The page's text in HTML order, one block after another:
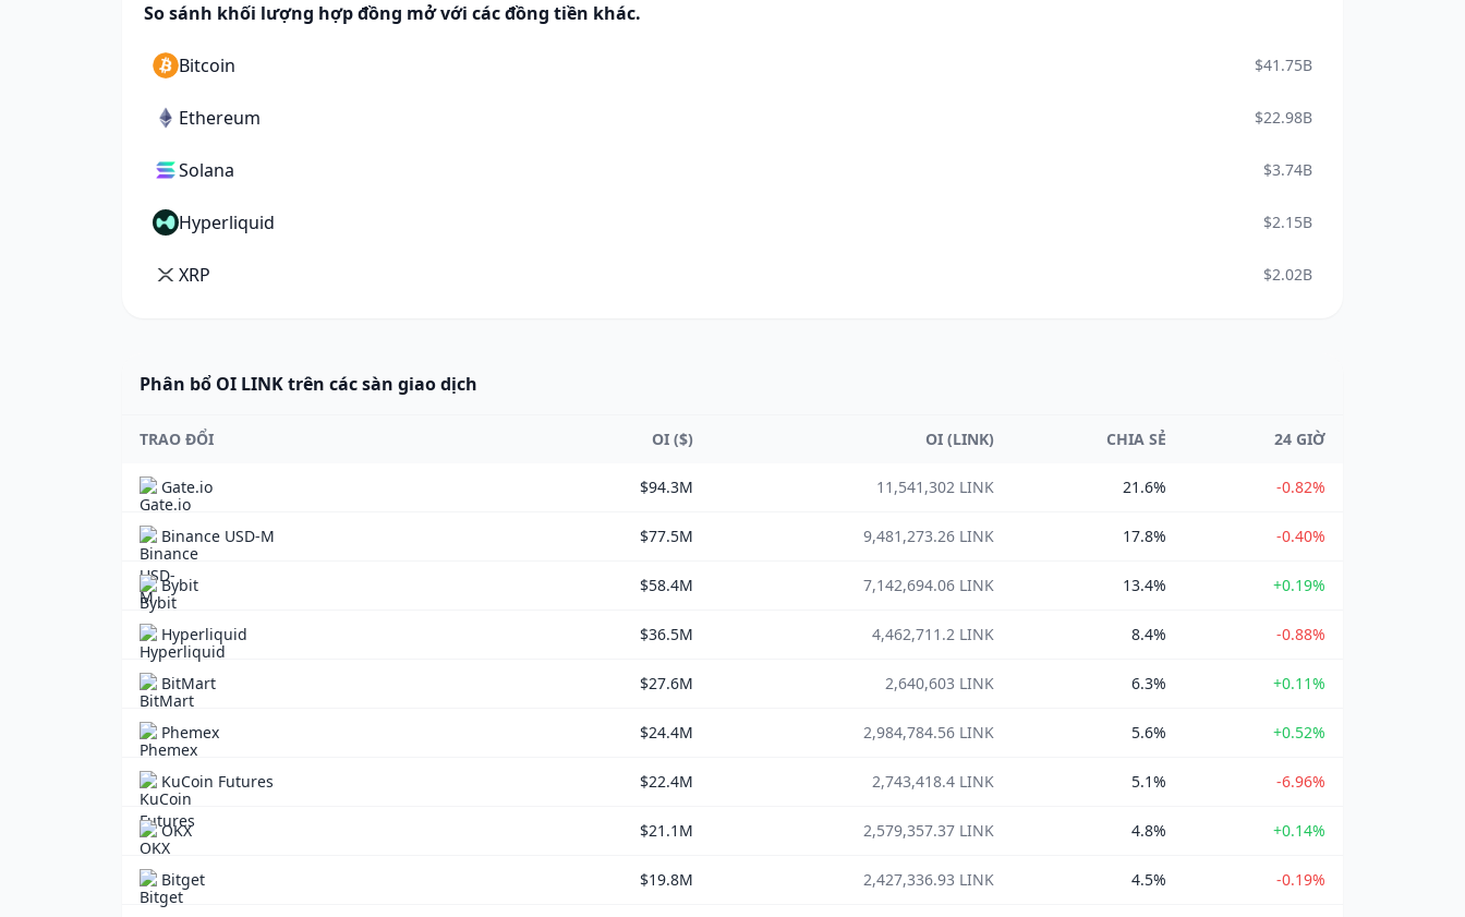
So sánh khối lượng hợp đồng mở với các đồng tiền khác.
Bitcoin $41.75B
Ethereum $22.98B
Solana $3.74B
Hyperliquid $2.15B
XRP $2.02B
Phân bổ OI LINK trên các sàn giao dịch
TRAO ĐỔI OI ($) OI (LINK) CHIA SẺ 24 GIỜ
Gate.io $94.3M 11,541,302 LINK 21.6% -0.82%
Binance USD-M $77.5M 9,481,273.26 LINK 17.8% -0.40%
Bybit $58.4M 7,142,694.06 LINK 13.4% +0.19%
Hyperliquid $36.5M 4,462,711.2 LINK 8.4% -0.88%
BitMart $27.6M 2,640,603 LINK 6.3% +0.11%
Phemex $24.4M 2,984,784.56 LINK 5.6% +0.52%
KuCoin Futures $22.4M 2,743,418.4 LINK 5.1% -6.96%
OKX $21.1M 2,579,357.37 LINK 4.8% +0.14%
Bitget $19.8M 2,427,336.93 LINK 4.5% -0.19%